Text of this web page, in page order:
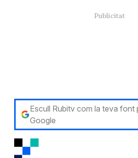
Escull Rubitv com la teva font
Google